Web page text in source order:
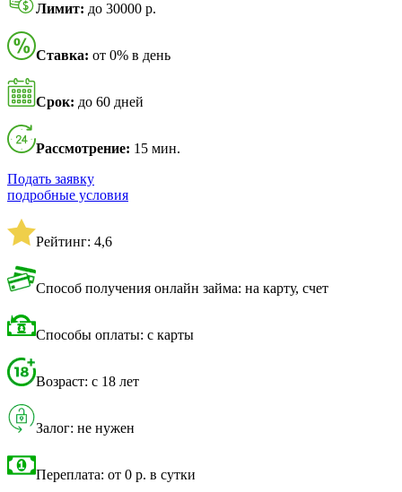
Лимит: до 30000 р.
Ставка: от 0% в день
Срок: до 60 дней
Рассмотрение: 15 мин.
Подать заявку
подробные условия
Рейтинг: 4,6
Способ получения онлайн займа: на карту, счет
Способы оплаты: с карты
Возраст: с 18 лет
Залог: не нужен
Переплата: от 0 р. в сутки